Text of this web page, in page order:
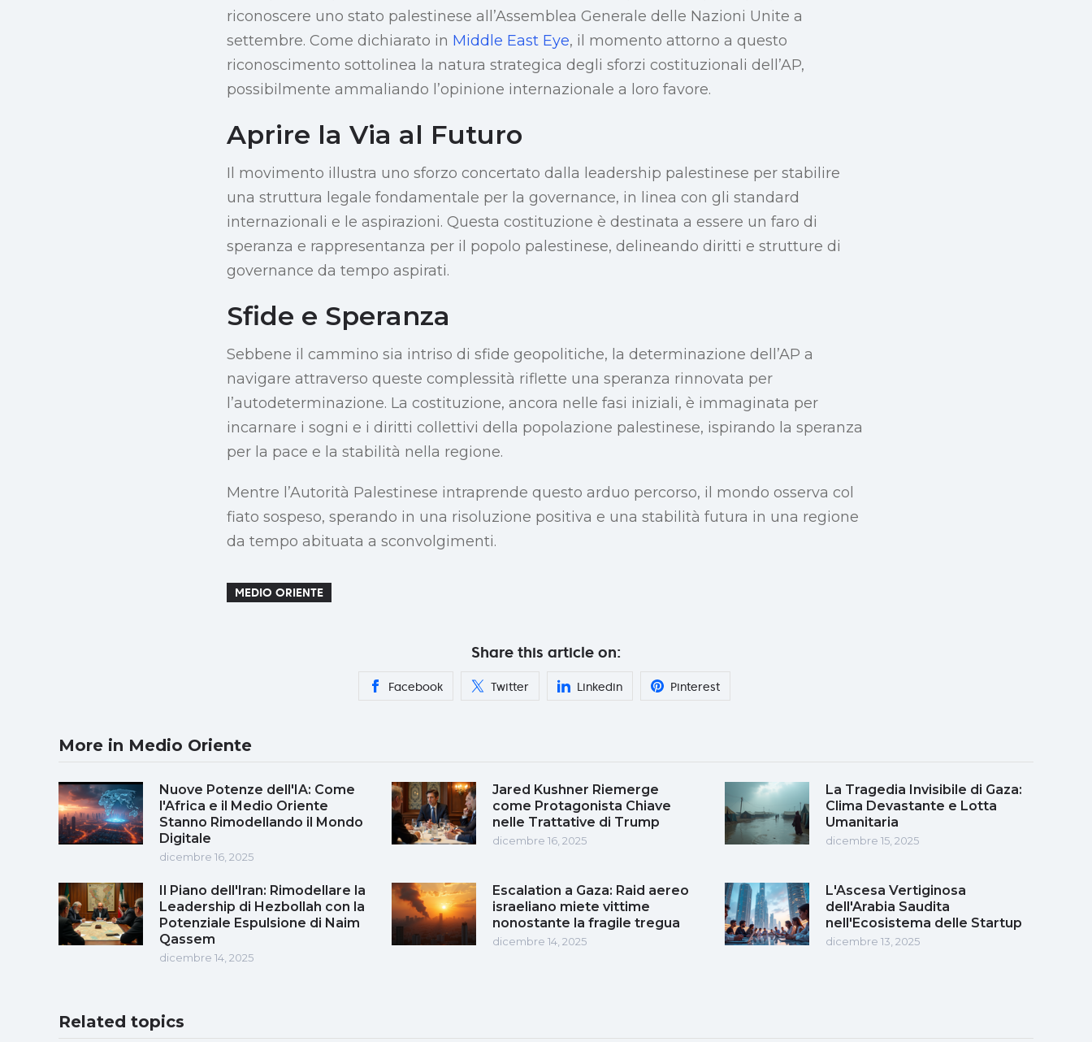
riconoscere uno stato palestinese all’Assemblea Generale delle Nazioni Unite a
settembre. Come dichiarato in Middle East Eye, il momento attorno a questo
riconoscimento sottolinea la natura strategica degli sforzi costituzionali dell’AP,
possibilmente ammaliando l’opinione internazionale a loro favore.
Aprire la Via al Futuro
Il movimento illustra uno sforzo concertato dalla leadership palestinese per stabilire
una struttura legale fondamentale per la governance, in linea con gli standard
internazionali e le aspirazioni. Questa costituzione è destinata a essere un faro di
speranza e rappresentanza per il popolo palestinese, delineando diritti e strutture di
governance da tempo aspirati.
Sfide e Speranza
Sebbene il cammino sia intriso di sfide geopolitiche, la determinazione dell’AP a
navigare attraverso queste complessità riflette una speranza rinnovata per
l’autodeterminazione. La costituzione, ancora nelle fasi iniziali, è immaginata per
incarnare i sogni e i diritti collettivi della popolazione palestinese, ispirando la speranza
per la pace e la stabilità nella regione.
Mentre l’Autorità Palestinese intraprende questo arduo percorso, il mondo osserva col
fiato sospeso, sperando in una risoluzione positiva e una stabilità futura in una regione
da tempo abituata a sconvolgimenti.
MEDIO ORIENTE
Share this article on:
Facebook Twitter Linkedin Pinterest
More in Medio Oriente
Nuove Potenze dell'IA: Come
l'Africa e il Medio Oriente
Stanno Rimodellando il Mondo
Digitale
dicembre 16, 2025
Jared Kushner Riemerge
come Protagonista Chiave
nelle Trattative di Trump
dicembre 16, 2025
La Tragedia Invisibile di Gaza:
Clima Devastante e Lotta
Umanitaria
dicembre 15, 2025
Il Piano dell'Iran: Rimodellare la
Leadership di Hezbollah con la
Potenziale Espulsione di Naim
Qassem
dicembre 14, 2025
Escalation a Gaza: Raid aereo
israeliano miete vittime
nonostante la fragile tregua
dicembre 14, 2025
L'Ascesa Vertiginosa
dell'Arabia Saudita
nell'Ecosistema delle Startup
dicembre 13, 2025
Related topics